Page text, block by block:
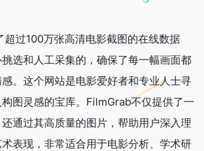
过100万张高清电影截图的在线数据
选和人工采集的，确保了每一幅画面都
。这个网站是电影爱好者和专业人士寻
图灵感的宝库。FilmGrab不仅提供了一
通过其高质量的图片，帮助用户深入理
表现，非常适合用于电影分析、学术研